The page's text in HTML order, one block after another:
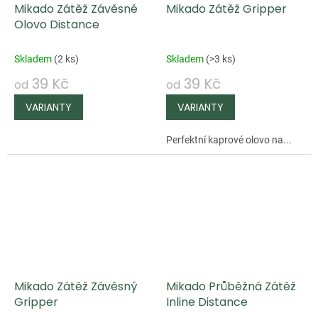
Mikado Zátěž Závěsné
Olovo Distance
Skladem (2 ks)
od 39 Kč
Mikado Zátěž Gripper
Skladem (>3 ks)
od 39 Kč
Perfektní kaprové olovo na...
Mikado Zátěž Závěsný
Gripper
Mikado Průběžná Zátěž
Inline Distance